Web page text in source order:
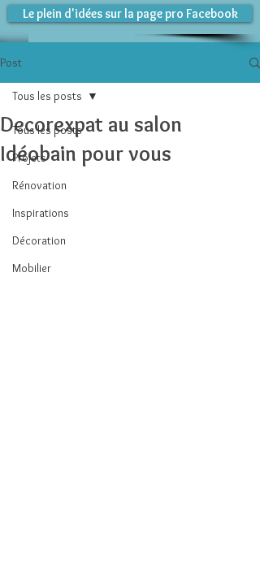
Le plein d'idées sur la page pro Facebook
Post
Tous les posts
Projets
Rénovation
Inspirations
Décoration
Mobilier
Tous les posts
Decorexpat au salon
Idéobain pour vous